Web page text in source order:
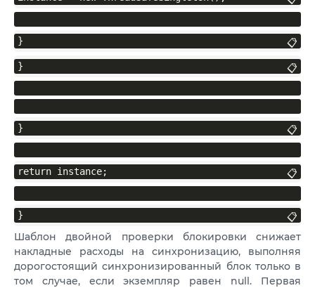
} 📋
} 📋
} 📋
return instance; 📋
} 📋
Шаблон двойной проверки блокировки снижает
накладные расходы на синхронизацию, выполняя
дорогостоящий синхронизированный блок только в
том случае, если экземпляр равен null. Первая